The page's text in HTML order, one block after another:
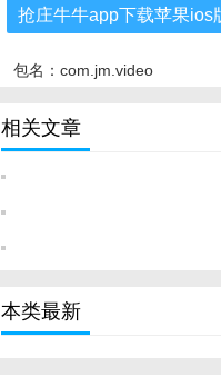
抢庄牛牛app下载苹果ios
包名：com.jm.video
相关文章
本类最新